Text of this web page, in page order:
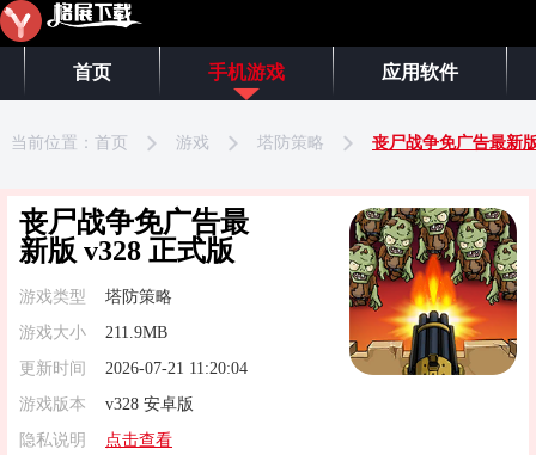
首页 手机游戏 应用软件
当前位置： 首页 游戏 塔防策略 丧尸战争免广告最新
丧尸战争免广告最
新版 v328 正式版
游戏类型
塔防策略
游戏大小
211.9MB
更新时间
2026-07-21 11:20:04
游戏版本
v328 安卓版
隐私说明
点击查看